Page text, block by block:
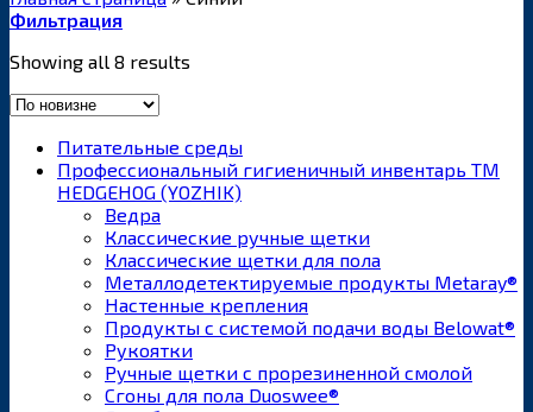
Фильтрация
Showing all 8 results
Питательные среды
Профессиональный гигиеничный инвентарь ТМ
HEDGEHOG (YOZHIK)
Ведра
Классические ручные щетки
Классические щетки для пола
Металлодетектируемые продукты Metaray®
Настенные крепления
Продукты с системой подачи воды Belowat®
Рукоятки
Ручные щетки с прорезиненной смолой
Сгоны для пола Duoswee®